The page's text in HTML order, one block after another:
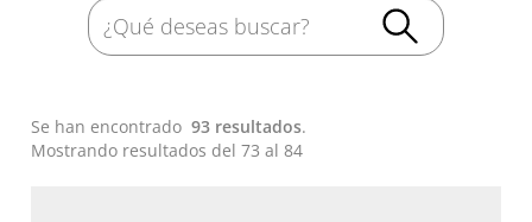
Se han encontrado93 resultados.
Mostrando resultados del 73 al 84